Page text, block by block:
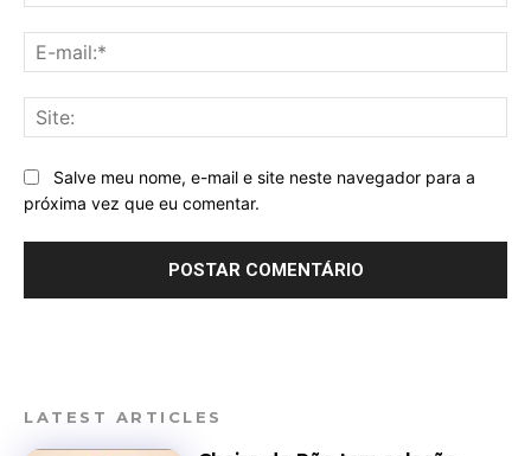
Salve meu nome, e-mail e site neste navegador para a
próxima vez que eu comentar.
LATEST ARTICLES